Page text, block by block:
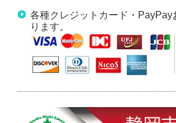
各種クレジットカード・PayPay
ります。